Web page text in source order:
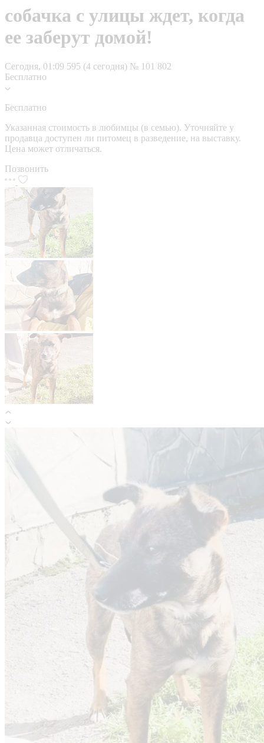
собачка с улицы ждет, когда
ее заберут домой!
Сегодня, 01:09 595 (4 сегодня) № 101 802
Бесплатно
Бесплатно
Указанная стоимость в любимцы (в семью). Уточняйте у
продавца доступен ли питомец в разведение, на выставку.
Цена может отличаться.
Позвонить